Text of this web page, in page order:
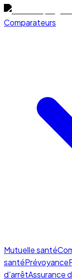
Comparateurs
Mutuelle santé
santéPrévoyance
d'arrêtAssurance